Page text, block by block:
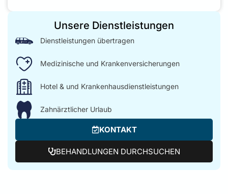
Unsere Dienstleistungen
Dienstleistungen übertragen
Medizinische und Krankenversicherungen
Hotel & und Krankenhausdienstleistungen
Zahnärztlicher Urlaub
KONTAKT
BEHANDLUNGEN DURCHSUCHEN